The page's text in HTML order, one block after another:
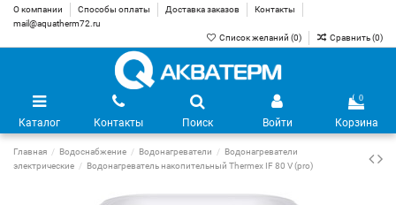
О компании Способы оплаты Доставка заказов
Контакты
mail@aquatherm72.ru
Список желаний (0) Сравнить (0)
Каталог Контакты Поиск Войти
0
Корзина
Главная Водоснабжение Водонагреватели
Водонагреватели
электрические
Водонагреватель накопительный Thermex IF 80 V (pro)